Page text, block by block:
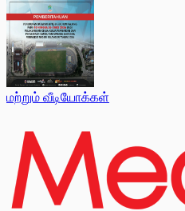
மற்றும் வீடியோக்கள்